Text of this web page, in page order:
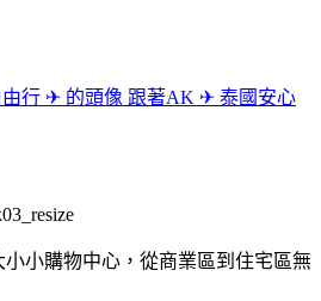
跟著AK ✈ 泰國安心
小購物中心，從商業區到住宅區無